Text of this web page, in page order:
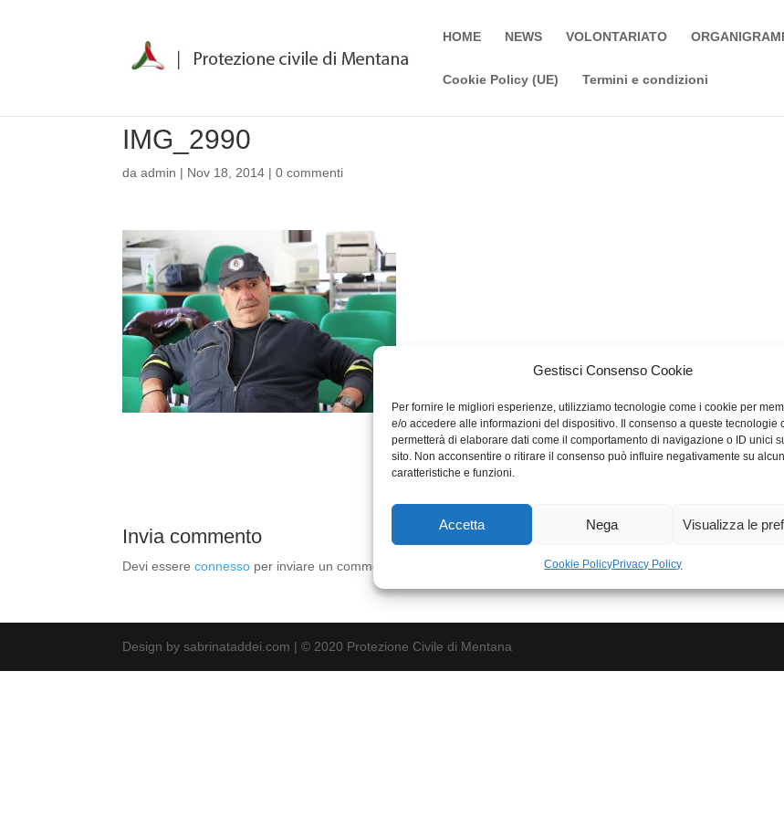
Gestisci Consenso Cookie
Per fornire le migliori esperienze, utilizziamo tecnologie come i cookie per
e/o accedere alle informazioni del dispositivo. Il consenso a queste tecnologie
permetterà di elaborare dati come il comportamento di navigazione o ID unici
sito. Non acconsentire o ritirare il consenso può influire negativamente su
caratteristiche e funzioni.
Accetta Nega Visualizza le
Cookie PolicyPrivacy Policy
HOME NEWS VOLONTARIATO
Cookie Policy (UE) Termini e condizioni
IMG_2990
daadmin | Nov 18, 2014 |0 commenti
Invia commento
Devi essereconnesso per inviare un commento.
Design by sabrinataddei.com | © 2020 Protezione Civile di Mentana